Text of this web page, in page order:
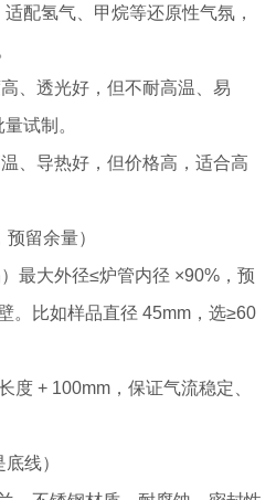
配氢气、甲烷等还原性气氛，
、透光好，但不耐高温、易
试制。
、导热好，但价格高，适合高
留余量）
最大外径≤炉管内径 ×90%，预
。比如样品直径 45mm，选≥60
度 + 100mm，保证气流稳定、
线）